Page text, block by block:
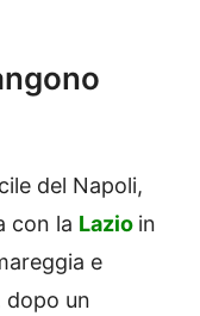
del Napoli,
con la Lazio in
e
dopo un